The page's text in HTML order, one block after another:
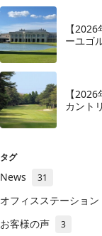
【
ーユゴ
【
カント
タグ
News 31
オフィスステーション
お客様の声 3